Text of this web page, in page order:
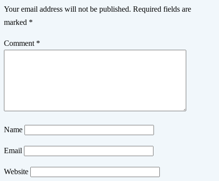
Your email address will not be published. Required fields are
marked *
Comment *
Name
Email
Website